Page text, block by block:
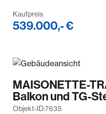
Kaufpreis
539.000,- €
MAISONETTE-
Balkon und TG-
Objekt-ID:7635